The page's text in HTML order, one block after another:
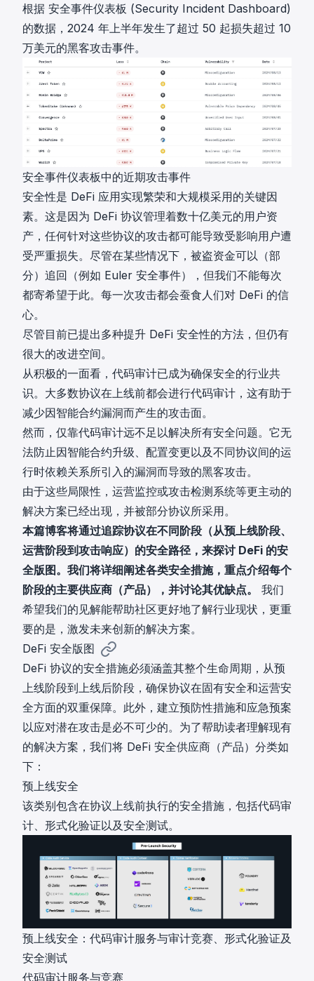
根据 安全事件仪表板 (Security Incident Dashboard)
的数据，2024 年上半年发生了超过 50 起损失超过 10
万美元的黑客攻击事件。
安全事件仪表板中的近期攻击事件
安全性是 DeFi 应用实现繁荣和大规模采用的关键因
素。这是因为 DeFi 协议管理着数十亿美元的用户资
产，任何针对这些协议的攻击都可能导致受影响用户遭
受严重损失。尽管在某些情况下，被盗资金可以（部
分）追回（例如 Euler 安全事件），但我们不能每次
都寄希望于此。每一次攻击都会蚕食人们对 DeFi 的信
心。
尽管目前已提出多种提升 DeFi 安全性的方法，但仍有
很大的改进空间。
从积极的一面看，代码审计已成为确保安全的行业共
识。大多数协议在上线前都会进行代码审计，这有助于
减少因智能合约漏洞而产生的攻击面。
然而，仅靠代码审计远不足以解决所有安全问题。它无
法防止因智能合约升级、配置变更以及不同协议间的运
行时依赖关系所引入的漏洞而导致的黑客攻击。
由于这些局限性，运营监控或攻击检测系统等更主动的
解决方案已经出现，并被部分协议所采用。
本篇博客将通过追踪协议在不同阶段（从预上线阶段、
运营阶段到攻击响应）的安全路径，来探讨 DeFi 的安
全版图。我们将详细阐述各类安全措施，重点介绍每个
阶段的主要供应商（产品），并讨论其优缺点。
我们
希望我们的见解能帮助社区更好地了解行业现状，更重
要的是，激发未来创新的解决方案。
DeFi 安全版图
DeFi 协议的安全措施必须涵盖其整个生命周期，从预
上线阶段到上线后阶段，确保协议在固有安全和运营安
全方面的双重保障。此外，建立预防性措施和应急预案
以应对潜在攻击是必不可少的。为了帮助读者理解现有
的解决方案，我们将 DeFi 安全供应商（产品）分类如
下：
预上线安全
该类别包含在协议上线前执行的安全措施，包括代码审
计、形式化验证以及安全测试。
预上线安全：代码审计服务与审计竞赛、形式化验证及
安全测试
代码审计服务与竞赛